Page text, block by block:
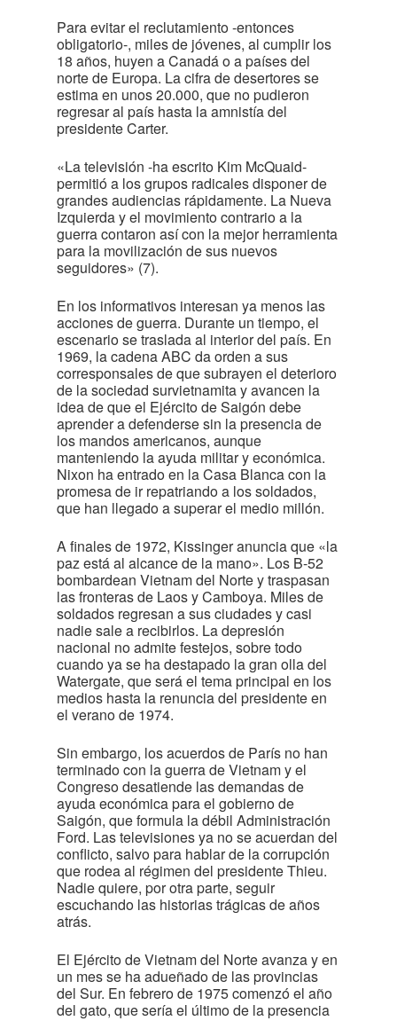
Para evitar el reclutamiento -entonces
obligatorio-, miles de jóvenes, al cumplir los
18 años, huyen a Canadá o a países del
norte de Europa. La cifra de desertores se
estima en unos 20.000, que no pudieron
regresar al país hasta la amnistía del
presidente Carter.
«La televisión -ha escrito Kim McQuaid-
permitió a los grupos radicales disponer de
grandes audiencias rápidamente. La Nueva
Izquierda y el movimiento contrario a la
guerra contaron así con la mejor herramienta
para la movilización de sus nuevos
seguidores» (7).
En los informativos interesan ya menos las
acciones de guerra. Durante un tiempo, el
escenario se traslada al interior del país. En
1969, la cadena ABC da orden a sus
corresponsales de que subrayen el deterioro
de la sociedad survietnamita y avancen la
idea de que el Ejército de Saigón debe
aprender a defenderse sin la presencia de
los mandos americanos, aunque
manteniendo la ayuda militar y económica.
Nixon ha entrado en la Casa Blanca con la
promesa de ir repatriando a los soldados,
que han llegado a superar el medio millón.
A finales de 1972, Kissinger anuncia que «la
paz está al alcance de la mano». Los B-52
bombardean Vietnam del Norte y traspasan
las fronteras de Laos y Camboya. Miles de
soldados regresan a sus ciudades y casi
nadie sale a recibirlos. La depresión
nacional no admite festejos, sobre todo
cuando ya se ha destapado la gran olla del
Watergate, que será el tema principal en los
medios hasta la renuncia del presidente en
el verano de 1974.
Sin embargo, los acuerdos de París no han
terminado con la guerra de Vietnam y el
Congreso desatiende las demandas de
ayuda económica para el gobierno de
Saigón, que formula la débil Administración
Ford. Las televisiones ya no se acuerdan del
conflicto, salvo para hablar de la corrupción
que rodea al régimen del presidente Thieu.
Nadie quiere, por otra parte, seguir
escuchando las historias trágicas de años
atrás.
El Ejército de Vietnam del Norte avanza y en
un mes se ha adueñado de las provincias
del Sur. En febrero de 1975 comenzó el año
del gato, que sería el último de la presencia